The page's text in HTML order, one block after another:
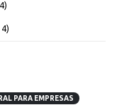
PARA EMPRESAS